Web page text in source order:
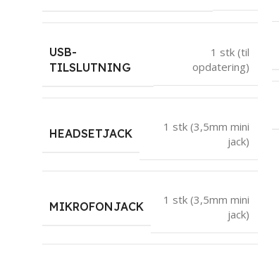
USB-
TILSLUTNING
1 stk (til
opdatering)
HEADSETJACK
1 stk (3,5mm mini
jack)
MIKROFONJACK
1 stk (3,5mm mini
jack)